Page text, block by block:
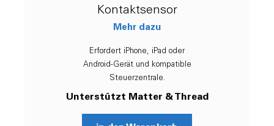
Kontaktsensor
Mehr dazu
Erfordert iPhone, iPad oder
Android-Gerät und kompatible
Steuerzentrale.
Unterstützt Matter & Thread